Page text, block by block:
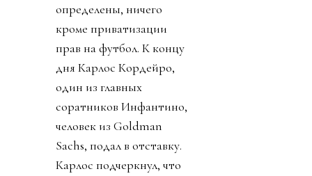
определены, ничего
кроме приватизации
прав на футбол. К концу
дня Карлос Кордейро,
один из главных
соратников Инфантино,
человек из Goldman
Sachs, подал в отставку.
Карлос подчеркнул, что